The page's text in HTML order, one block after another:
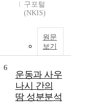
구포털
(NKIS)
원문
보기
6
운동과 사우
나시 간의
땀 성분분석